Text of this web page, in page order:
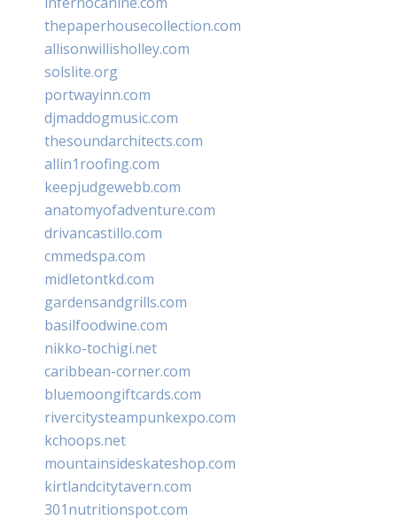
thepaperhousecollection.com
allisonwillisholley.com
solslite.org
portwayinn.com
djmaddogmusic.com
thesoundarchitects.com
allin1roofing.com
keepjudgewebb.com
anatomyofadventure.com
drivancastillo.com
cmmedspa.com
midletontkd.com
gardensandgrills.com
basilfoodwine.com
nikko-tochigi.net
caribbean-corner.com
bluemoongiftcards.com
rivercitysteampunkexpo.com
kchoops.net
mountainsideskateshop.com
kirtlandcitytavern.com
301nutritionspot.com